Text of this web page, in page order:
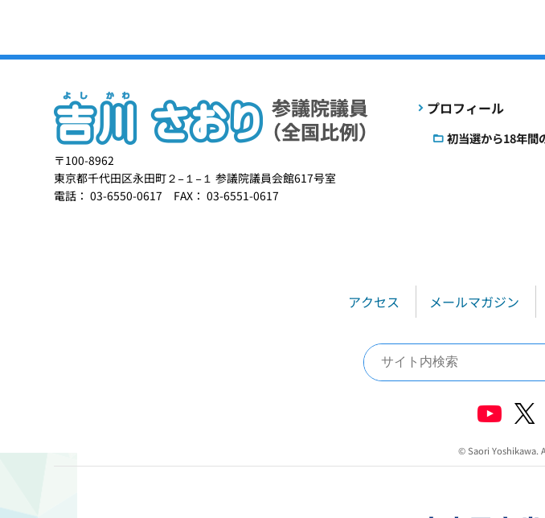
〒100-8962
東京都千代田区永田町２−１−１ 参議院議員会館617号室
電話： 03-6550-0617 FAX： 03-6551-0617
プロフィール
初当選から18年間
アクセス メールマガジン
© Saori Yoshikawa.